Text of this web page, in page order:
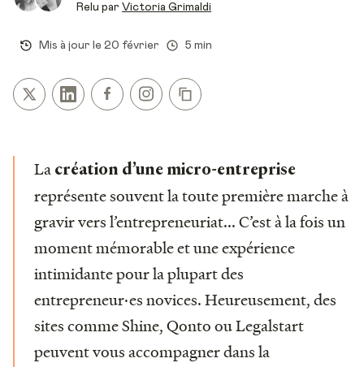
Relu par Victoria Grimaldi
Mis à jour le 20 février 5 min
La création d’une micro-entreprise
représente souvent la toute première marche à
gravir vers l’entrepreneuriat... C’est à la fois un
moment mémorable et une expérience
intimidante pour la plupart des
entrepreneur·es novices. Heureusement, des
sites comme Shine, Qonto ou Legalstart
peuvent vous accompagner dans la